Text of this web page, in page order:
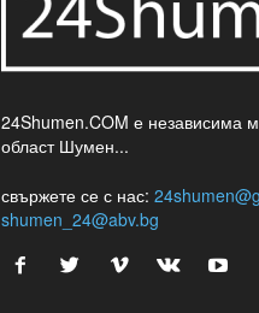
24Shumen.COM е независима
област Шумен...
свържете се с нас:
shumen_24@abv.bg